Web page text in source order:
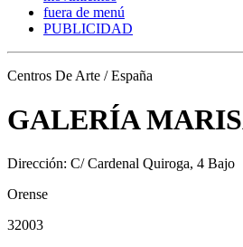
fuera de menú
PUBLICIDAD
Centros De Arte / España
GALERÍA
Dirección: C/ Cardenal Quiroga, 4 Bajo
Orense
32003